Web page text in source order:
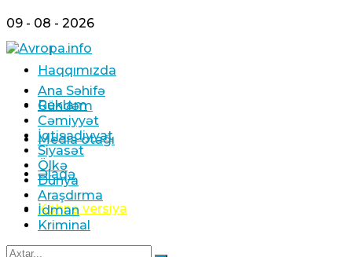
09 - 08 - 2026
Haqqımızda
Reklam
Media otağı
Əlaqə
Köhnə versiya
Ana Səhifə
Gündəm
Cəmiyyət
İqtisadiyyat
Siyasət
Ölkə
Dünya
Araşdırma
İdman
Kriminal